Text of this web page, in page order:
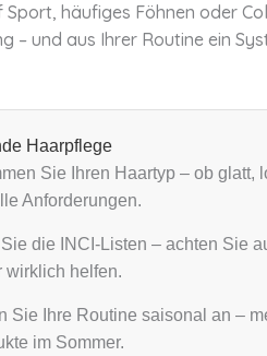
häufiges Föhnen oder
– und aus Ihrer Routine ein
Haarpflege
Sie Ihren Haartyp – ob glatt,
Anforderungen.
die INCI-Listen – achten Sie
wirklich helfen.
Sie Ihre Routine saisonal an –
im Sommer.